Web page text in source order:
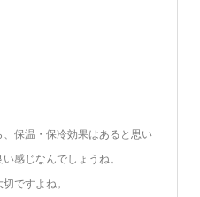
保温・保冷効果はあると思い
感じなんでしょうね。
ですよね。